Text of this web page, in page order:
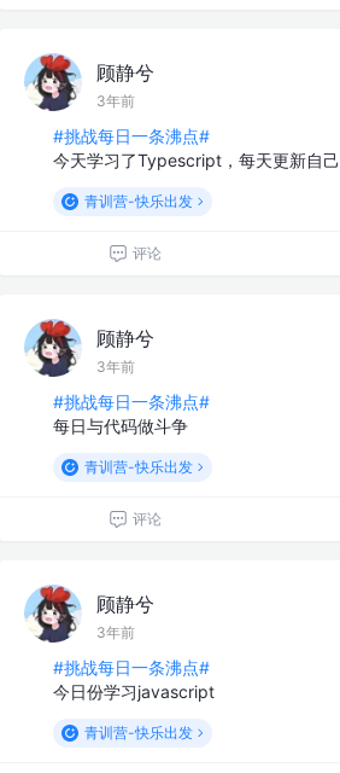
顾静兮
3年前
#挑战每日一条沸点#
今天学习了Typescript，每天更新自己
青训营-快乐出发
评论
顾静兮
3年前
#挑战每日一条沸点#
每日与代码做斗争
青训营-快乐出发
评论
顾静兮
3年前
#挑战每日一条沸点#
今日份学习javascript
青训营-快乐出发